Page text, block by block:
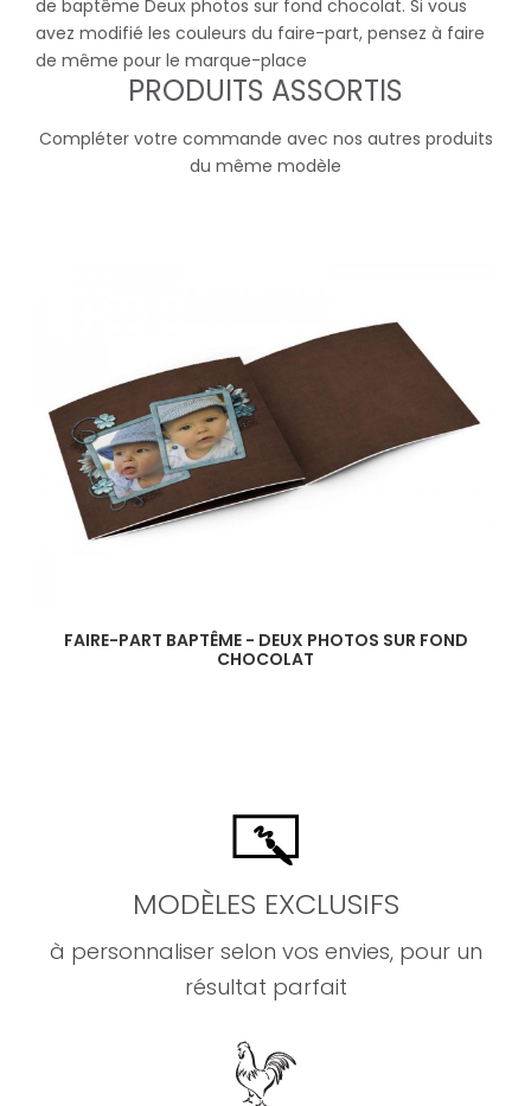
de baptême Deux photos sur fond chocolat. Si vous
avez modifié les couleurs du faire-part, pensez à faire
de même pour le marque-place
PRODUITS ASSORTIS
Compléter votre commande avec nos autres produits
du même modèle
FAIRE-PART BAPTÊME - DEUX PHOTOS SUR FOND
CHOCOLAT
MODÈLES EXCLUSIFS
à personnaliser selon vos envies, pour un
résultat parfait